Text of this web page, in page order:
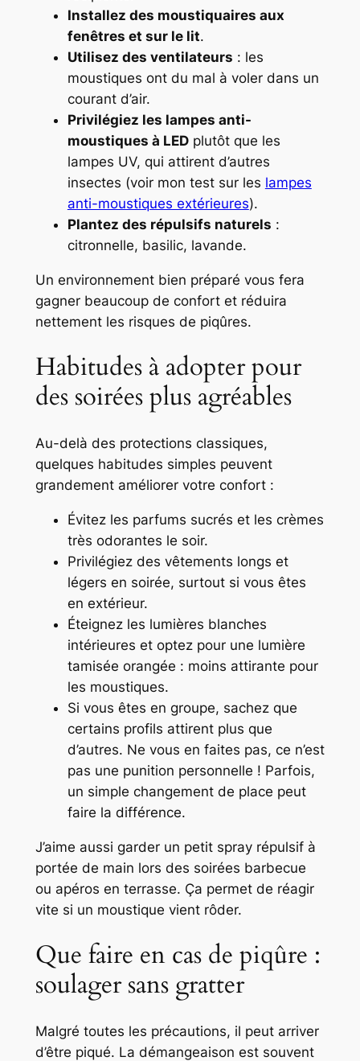
Installez des moustiquaires aux
fenêtres et sur le lit.
Utilisez des ventilateurs : les
moustiques ont du mal à voler dans un
courant d’air.
Privilégiez les lampes anti-
moustiques à LEDplutôt que les
lampes UV, qui attirent d’autres
insectes (voir mon test sur les lampes
anti-moustiques extérieures).
Plantez des répulsifs naturels :
citronnelle, basilic, lavande.
Un environnement bien préparé vous fera
gagner beaucoup de confort et réduira
nettement les risques de piqûres.
Habitudes à adopter pour
des soirées plus agréables
Au-delà des protections classiques,
quelques habitudes simples peuvent
grandement améliorer votre confort :
Évitez les parfums sucrés et les crèmes
très odorantes le soir.
Privilégiez des vêtements longs et
légers en soirée, surtout si vous êtes
en extérieur.
Éteignez les lumières blanches
intérieures et optez pour une lumière
tamisée orangée : moins attirante pour
les moustiques.
Si vous êtes en groupe, sachez que
certains profils attirent plus que
d’autres. Ne vous en faites pas, ce n’est
pas une punition personnelle ! Parfois,
un simple changement de place peut
faire la différence.
J’aime aussi garder un petit spray répulsif à
portée de main lors des soirées barbecue
ou apéros en terrasse. Ça permet de réagir
vite si un moustique vient rôder.
Que faire en cas de piqûre :
soulager sans gratter
Malgré toutes les précautions, il peut arriver
d’être piqué. La démangeaison est souvent